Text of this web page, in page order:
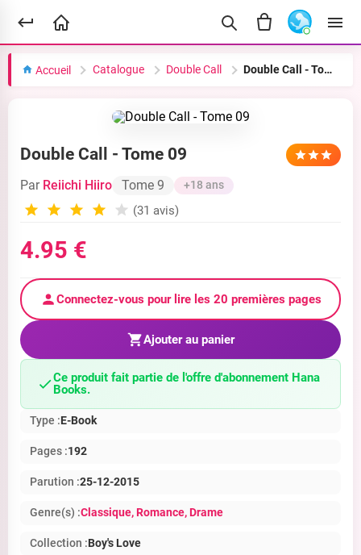
Accueil Catalogue Double Call Double Call - Tome 09
Double Call - Tome 09
Par Reiichi Hiiro Tome 9 +18 ans
(31 avis)
4.95 €
Connectez-vous pour lire les 20 premières pages
Ajouter au panier
Ce produit fait partie de l'offre d'abonnement Hana
Books.
Type :E-Book
Pages :192
Parution :25-12-2015
Genre(s) :Classique, Romance, Drame
Collection :Boy's Love